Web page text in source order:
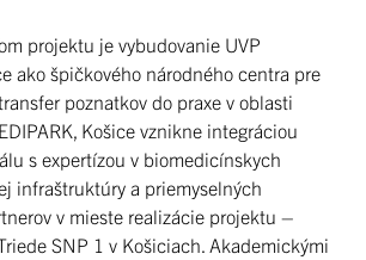
projektu je vybudovanie UVP
ako špičkového národného centra pre
poznatkov do praxe v oblasti
Košice vznikne integráciou
s expertízou v biomedicínskych
infraštruktúry a priemyselných
v mieste realizácie projektu –
SNP 1 v Košiciach. Akademickými